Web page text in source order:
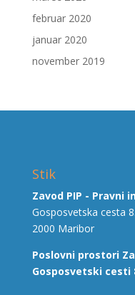
februar 2020
januar 2020
november 2019
Stik
Zavod PIP - Pravni
Gosposvetska cesta
2000 Maribor
Poslovni prostori
Gosposvetski cesti